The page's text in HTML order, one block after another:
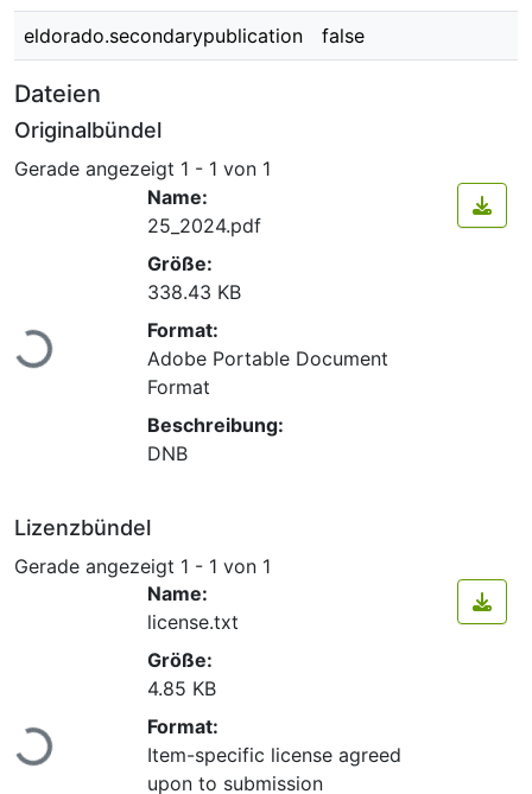
eldorado.secondarypublication false
Dateien
Originalbündel
Gerade angezeigt 1 - 1 von 1
Lade...
Name:
25_2024.pdf
Größe:
338.43 KB
Format:
Adobe Portable Document
Format
Beschreibung:
DNB
Lizenzbündel
Gerade angezeigt 1 - 1 von 1
Lade...
Name:
license.txt
Größe:
4.85 KB
Format:
Item-specific license agreed
upon to submission